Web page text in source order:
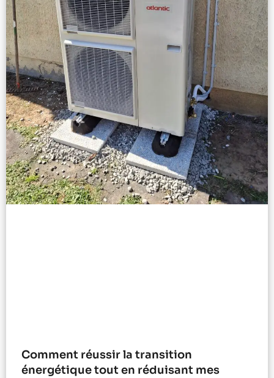
Comment réussir la transition
énergétique tout en réduisant mes